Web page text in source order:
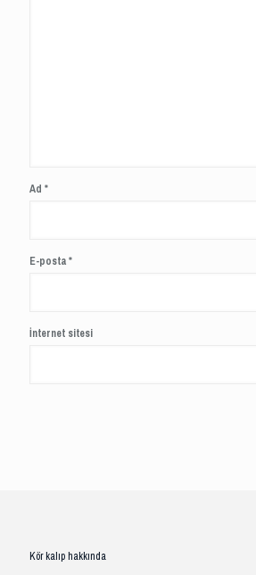
Ad*
E-posta*
İnternet sitesi
Kör kalıp hakkında